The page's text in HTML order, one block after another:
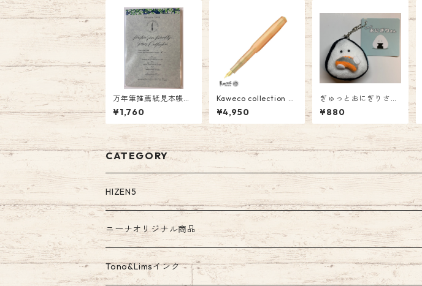
万年筆推薦紙見本帳
A5 Vol.1 PF-A5-01 ￥1
760
¥1,760
Kaweco collection
Apricot Pearl(アプリ
コットパール) 万年筆
(M)￥4950(税込）
¥4,950
ぎゅっとおにぎりさ
ん マスコット 鮭
880円
¥880
CATEGORY
HIZEN5
ニーナオリジナル商品
ガラスペン
Tono&Limsインク